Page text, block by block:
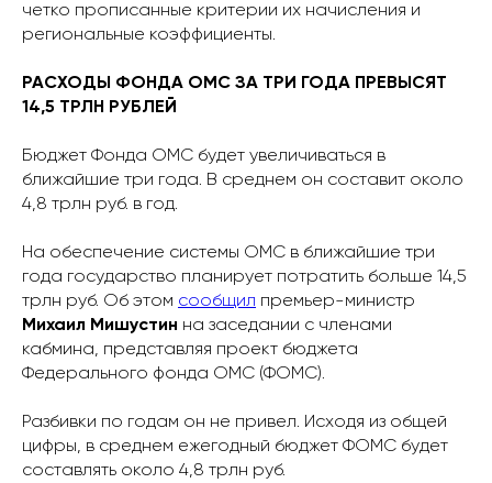
четко прописанные критерии их начисления и
региональные коэффициенты.
РАСХОДЫ ФОНДА ОМС ЗА ТРИ ГОДА ПРЕВЫСЯТ
14,5 ТРЛН РУБЛЕЙ
Бюджет Фонда ОМС будет увеличиваться в
ближайшие три года. В среднем он составит около
4,8 трлн руб. в год.
На обеспечение системы ОМС в ближайшие три
года государство планирует потратить больше 14,5
трлн руб. Об этом сообщил премьер-министр
Михаил Мишустин на заседании с членами
кабмина, представляя проект бюджета
Федерального фонда ОМС (ФОМС).
Разбивки по годам он не привел. Исходя из общей
цифры, в среднем ежегодный бюджет ФОМС будет
составлять около 4,8 трлн руб.